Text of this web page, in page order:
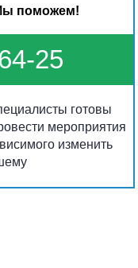
поможем!
25
готовы
мероприятия
изменить